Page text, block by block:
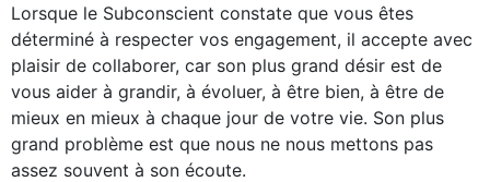
Lorsque le Subconscient constate que vous êtes
déterminé à respecter vos engagement, il accepte avec
plaisir de collaborer, car son plus grand désir est de
vous aider à grandir, à évoluer, à être bien, à être de
mieux en mieux à chaque jour de votre vie. Son plus
grand problème est que nous ne nous mettons pas
assez souvent à son écoute.